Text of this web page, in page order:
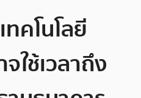
คโนโลยี
ใช้เวลาถึง